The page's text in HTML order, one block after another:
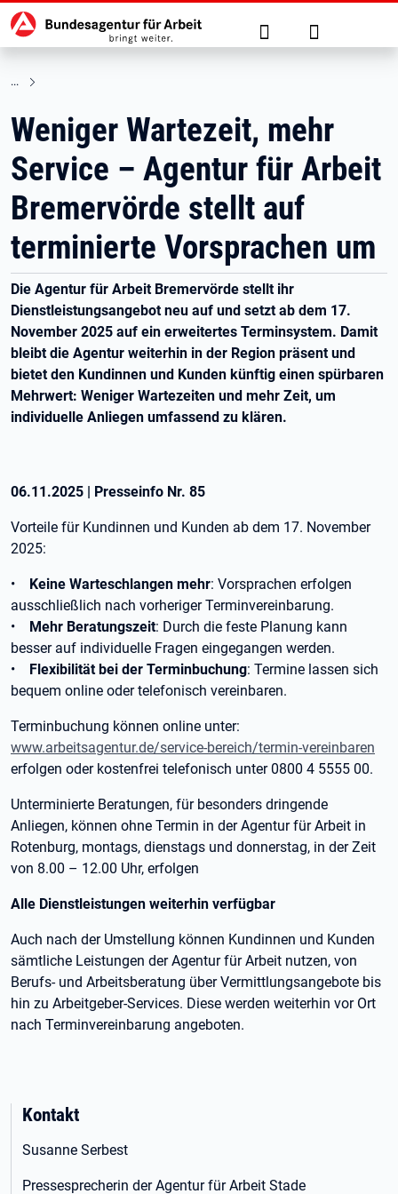
zu den Hauptinhalten springen
Hauptnavigation Suche Anmelden
Weniger Wartezeit, mehr
Service – Agentur für Arbeit
Bremervörde stellt auf
terminierte Vorsprachen um
Die Agentur für Arbeit Bremervörde stellt ihr
Dienstleistungsangebot neu auf und setzt ab dem 17.
November 2025 auf ein erweitertes Terminsystem. Damit
bleibt die Agentur weiterhin in der Region präsent und
bietet den Kundinnen und Kunden künftig einen spürbaren
Mehrwert: Weniger Wartezeiten und mehr Zeit, um
individuelle Anliegen umfassend zu klären.
06.11.2025 | Presseinfo Nr. 85
Vorteile für Kundinnen und Kunden ab dem 17. November
2025:
• Keine Warteschlangen mehr: Vorsprachen erfolgen
ausschließlich nach vorheriger Terminvereinbarung.
• Mehr Beratungszeit: Durch die feste Planung kann
besser auf individuelle Fragen eingegangen werden.
• Flexibilität bei der Terminbuchung: Termine lassen sich
bequem online oder telefonisch vereinbaren.
Terminbuchung können online unter:
www.arbeitsagentur.de/service-bereich/termin-vereinbaren
erfolgen oder kostenfrei telefonisch unter 0800 4 5555 00.
Unterminierte Beratungen, für besonders dringende
Anliegen, können ohne Termin in der Agentur für Arbeit in
Rotenburg, montags, dienstags und donnerstag, in der Zeit
von 8.00 – 12.00 Uhr, erfolgen
Alle Dienstleistungen weiterhin verfügbar
Auch nach der Umstellung können Kundinnen und Kunden
sämtliche Leistungen der Agentur für Arbeit nutzen, von
Berufs- und Arbeitsberatung über Vermittlungsangebote bis
hin zu Arbeitgeber-Services. Diese werden weiterhin vor Ort
nach Terminvereinbarung angeboten.
Kontakt
Susanne Serbest
Pressesprecherin der Agentur für Arbeit Stade